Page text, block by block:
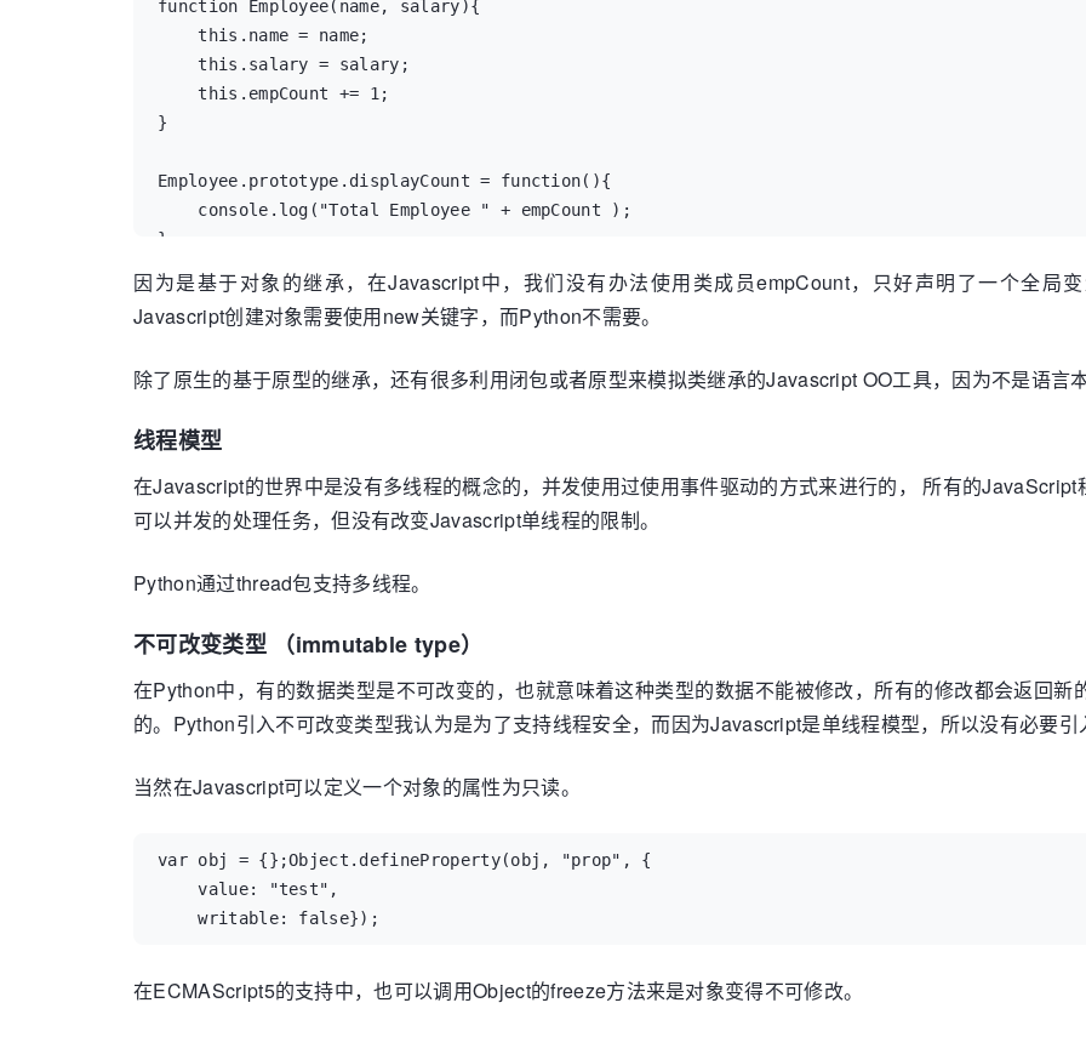
eb = Employee("b",2000)
function Employee(name, salary){
this.name = name;
this.salary = salary;
this.empCount += 1;
}
Employee.prototype.displayCount = function(){
console.log("Total Employee " + empCount );
}
Employee.prototype.displayEmployee = function(){
console.log("Name " + this.name + ", Salary " + this.salary );
//创建实例
var eb = new Employee("b",2000);
因为是基于对象的继承，在Javascript中，我们没有办法使用类成员empCount，只好声明了一个全局
Javascript创建对象需要使用new关键字，而Python不需要。
除了原生的基于原型的继承，还有很多利用闭包或者原型来模拟类继承的Javascript OO工具，因为不是语言
线程模型
在Javascript的世界中是没有多线程的概念的，并发使用过使用事件驱动的方式来进行的， 所有的
可以并发的处理任务，但没有改变Javascript单线程的限制。
Python通过thread包支持多线程。
不可改变类型 （immutable type）
在Python中，有的数据类型是不可改变的，也就意味着这种类型的数据不能被修改，所有的修改都会返回
的。Python引入不可改变类型我认为是为了支持线程安全，而因为Javascript是单线程模型，所以没有必要引
当然在Javascript可以定义一个对象的属性为只读。
var obj = {};Object.defineProperty(obj, "prop", {
value: "test",
writable: false});
在ECMAScript5的支持中，也可以调用Object的freeze方法来是对象变得不可修改。